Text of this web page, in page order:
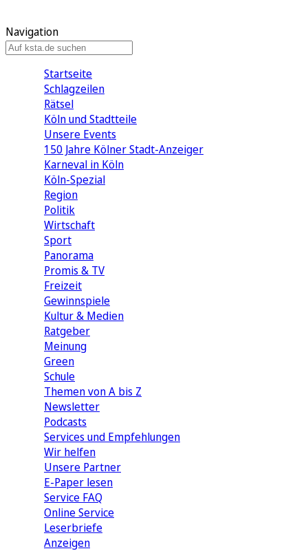
Navigation
Startseite
Schlagzeilen
Rätsel
Köln und Stadtteile
Unsere Events
150 Jahre Kölner Stadt-Anzeiger
Karneval in Köln
Köln-Spezial
Region
Politik
Wirtschaft
Sport
Panorama
Promis & TV
Freizeit
Gewinnspiele
Kultur & Medien
Ratgeber
Meinung
Green
Schule
Themen von A bis Z
Newsletter
Podcasts
Services und Empfehlungen
Wir helfen
Unsere Partner
E-Paper lesen
Service FAQ
Online Service
Leserbriefe
Anzeigen